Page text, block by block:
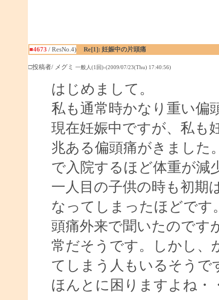
■4673 / ResNo.4) Re[1]: 妊娠中の片頭痛
□投稿者/ メグミ 一般人(1回)-(2009/07/23(Thu) 17:40:56)
はじめまして。
私も通常時かなり重い偏
現在妊娠中ですが、私も
兆ある偏頭痛がきました
で入院するほど体重が減
一人目の子供の時も初期
なってしまったほどです
頭痛外来で聞いたのです
常だそうです。しかし、
てしまう人もいるそうで
ほんとに困りますよね・